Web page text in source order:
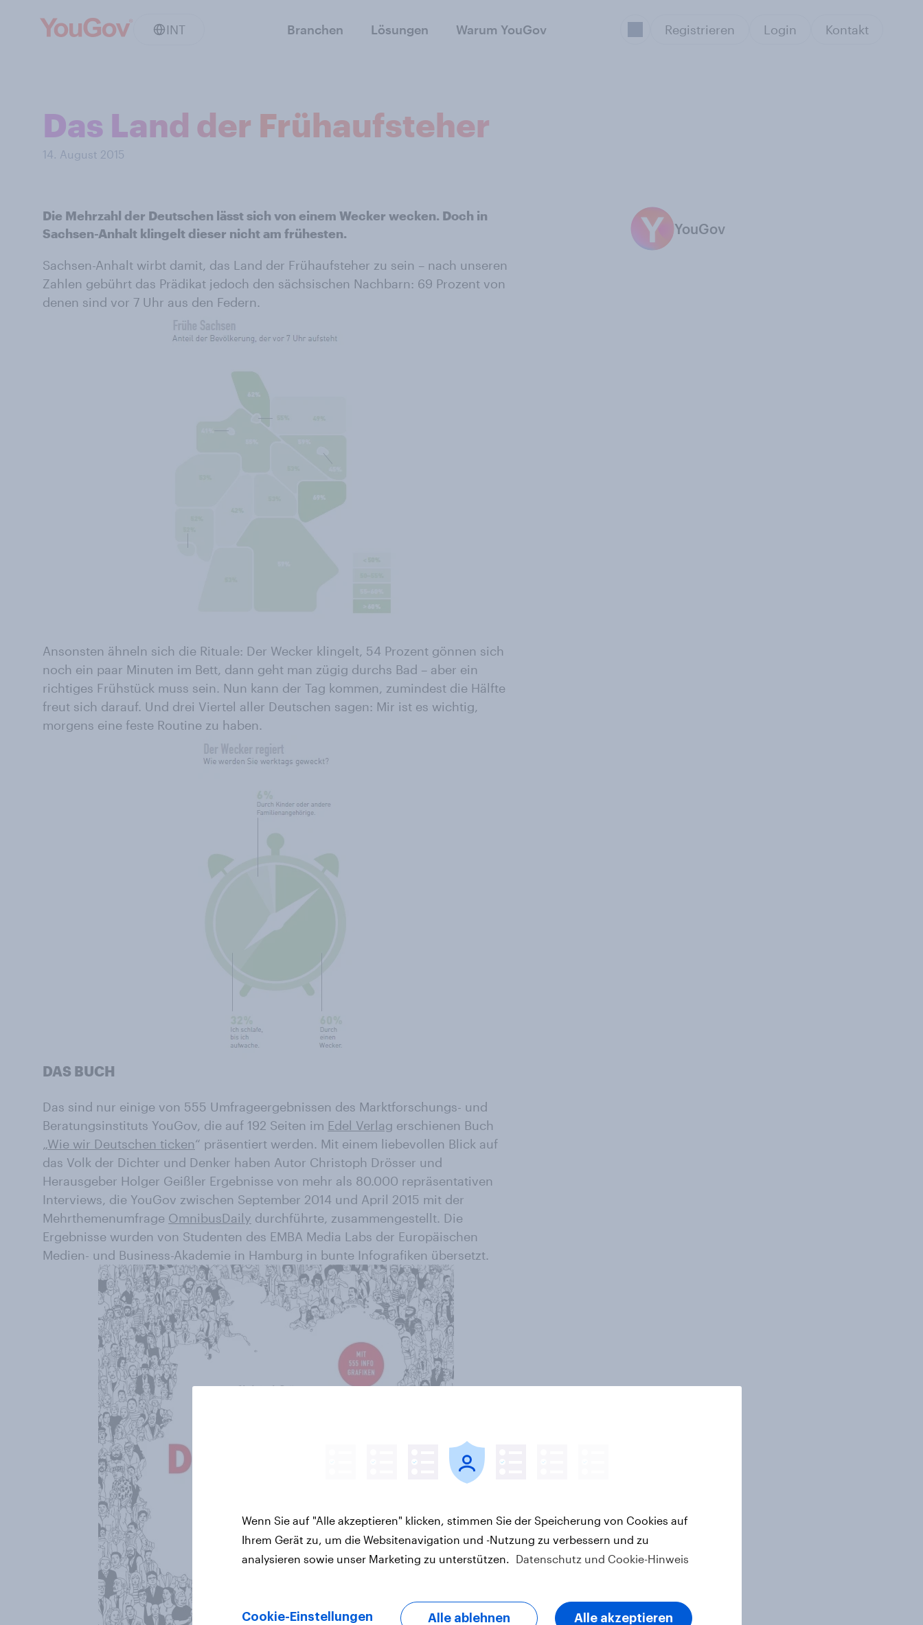
INT Branchen Lösungen Warum YouGov Registrieren Login Kontakt
Das Land der Frühaufsteher
14. August 2015
Die Mehrzahl der Deutschen lässt sich von einem Wecker wecken. Doch in
Sachsen-Anhalt klingelt dieser nicht am frühesten.
Sachsen-Anhalt wirbt damit, das Land der Frühaufsteher zu sein – nach unseren
Zahlen gebührt das Prädikat jedoch den sächsischen Nachbarn: 69 Prozent von
denen sind vor 7 Uhr aus den Federn.
Ansonsten ähneln sich die Rituale: Der Wecker klingelt, 54 Prozent gönnen sich
noch ein paar Minuten im Bett, dann geht man zügig durchs Bad – aber ein
richtiges Frühstück muss sein. Nun kann der Tag kommen, zumindest die Hälfte
freut sich darauf. Und drei Viertel aller Deutschen sagen: Mir ist es wichtig,
morgens eine feste Routine zu haben.
DAS BUCH
Das sind nur einige von 555 Umfrageergebnissen des Marktforschungs- und
Beratungsinstituts YouGov, die auf 192 Seiten im Edel Verlag erschienen Buch
„Wie wir Deutschen ticken“ präsentiert werden. Mit einem liebevollen Blick auf
das Volk der Dichter und Denker haben Autor Christoph Drösser und
Herausgeber Holger Geißler Ergebnisse von mehr als 80.000 repräsentativen
Interviews, die YouGov zwischen September 2014 und April 2015 mit der
Mehrthemenumfrage OmnibusDaily durchführte, zusammengestellt. Die
Ergebnisse wurden von Studenten des EMBA Media Labs der Europäischen
Medien- und Business-Akademie in Hamburg in bunte Infografiken übersetzt.
YouGov
Wenn Sie auf "Alle akzeptieren" klicken, stimmen Sie der Speicherung von Cookies auf
Ihrem Gerät zu, um die Websitenavigation und -Nutzung zu verbessern und zu
analysieren sowie unser Marketing zu unterstützen. Datenschutz und Cookie-Hinweis
Cookie-Einstellungen Alle ablehnen Alle akzeptieren